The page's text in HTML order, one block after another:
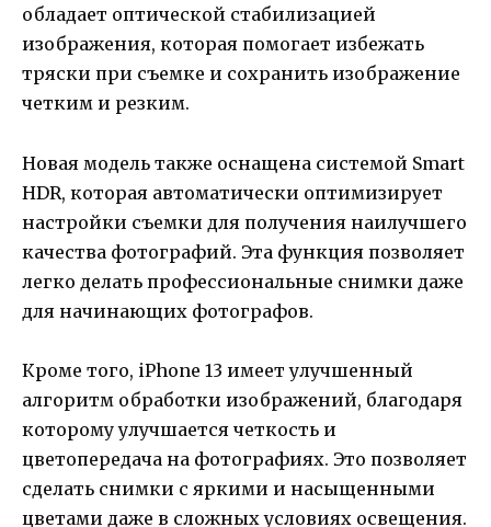
обладает оптической стабилизацией
изображения, которая помогает избежать
тряски при съемке и сохранить изображение
четким и резким.
Новая модель также оснащена системой Smart
HDR, которая автоматически оптимизирует
настройки съемки для получения наилучшего
качества фотографий. Эта функция позволяет
легко делать профессиональные снимки даже
для начинающих фотографов.
Кроме того, iPhone 13 имеет улучшенный
алгоритм обработки изображений, благодаря
которому улучшается четкость и
цветопередача на фотографиях. Это позволяет
сделать снимки с яркими и насыщенными
цветами даже в сложных условиях освещения.